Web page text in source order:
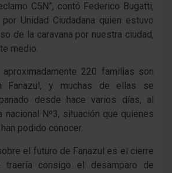
C5N”, contó Federico Bugatti,
Unidad Ciudadana quien estuvo
de la caravana por nuestra ciudad,
medio.
aproximadamente 220 familias son
Fanazul, y muchas de ellas se
desde hace varios días, al
nacional Nº3, situación que quienes
podido conocer.
el futuro de Fanazul es el cierre
consigo el desamparo de